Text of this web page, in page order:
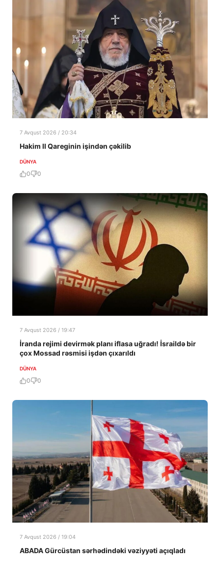
7 Avqust 2026 / 20:34
Hakim II Qareginin işindən çəkilib
DÜNYA
0 0
7 Avqust 2026 / 19:47
İranda rejimi devirmək planı iflasa uğradı! İsraildə bir
çox Mossad rəsmisi işdən çıxarıldı
DÜNYA
0 0
7 Avqust 2026 / 19:04
ABADA Gürcüstan sərhədindəki vəziyyəti açıqladı